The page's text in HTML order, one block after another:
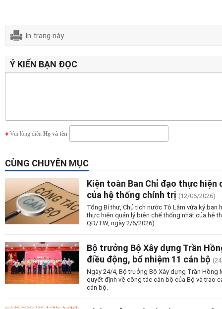
In trang này
Ý KIẾN BẠN ĐỌC
Vui lòng điền Họ và tên
CÙNG CHUYÊN MỤC
Kiện toàn Ban Chỉ đạo thực
của hệ thống chính trị (12/06/2026)
Tổng Bí thư, Chủ tịch nước Tô Lâm vừa ký ban
thực hiện quản lý biên chế thống nhất của hệ
QĐ/TW, ngày 2/6/2026).
Bộ trưởng Bộ Xây dựng Trần
điều động, bổ nhiệm 11 cán bộ
Ngày 24/4, Bộ trưởng Bộ Xây dựng Trần Hồng
quyết định về công tác cán bộ của Bộ và trao
cán bộ.